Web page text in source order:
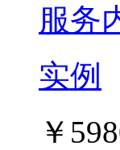
服务
实例
￥